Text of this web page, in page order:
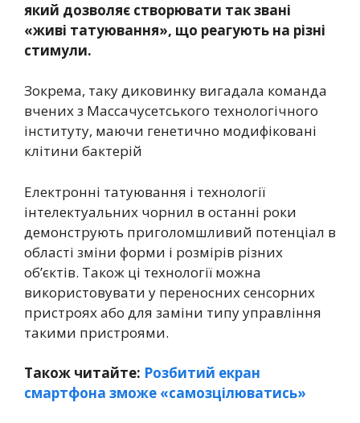
який дозволяє створювати так звані
«живі татуювання», що реагують на різні
стимули.
Зокрема, таку диковинку вигадала команда
вчених з Массачусетського технологічного
інституту, маючи генетично модифіковані
клітини бактерій
Електронні татуювання і технології
інтелектуальних чорнил в останні роки
демонструють приголомшливий потенціал в
області зміни форми і розмірів різних
об’єктів. Також ці технології можна
використовувати у переносних сенсорних
пристроях або для заміни типу управління
такими пристроями.
Також читайте: Розбитий екран
смартфона зможе «самозцілюватись»